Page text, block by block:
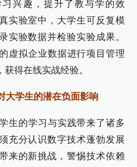
兴趣，提升了教与学的效
实验室中，大学生可反复模
实验数据并检验实验成果。
虚拟企业数据进行项目管理
得在线实战经验。
学生的潜在负面影响
生的学习与实践带来了诸多
充分认识数字技术蓬勃发展
来的新挑战，警惕技术依赖